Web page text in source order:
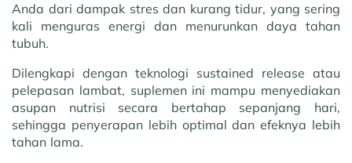
Anda dari dampak stres dan kurang tidur, yang sering
kali menguras energi dan menurunkan daya tahan
tubuh.
Dilengkapi dengan teknologi sustained release atau
pelepasan lambat, suplemen ini mampu menyediakan
asupan nutrisi secara bertahap sepanjang hari,
sehingga penyerapan lebih optimal dan efeknya lebih
tahan lama.